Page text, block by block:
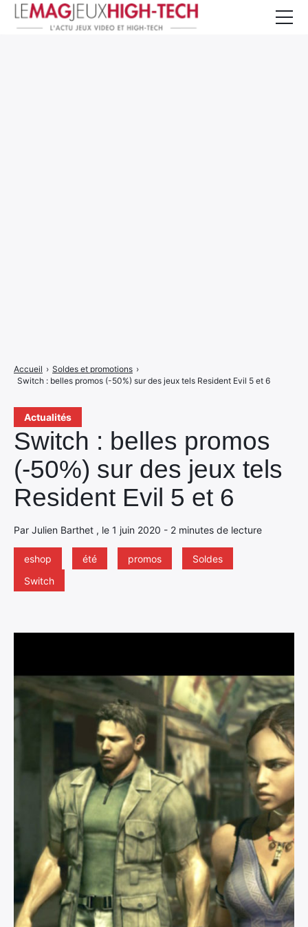
Actualités
Switch : belles promos
(-50%) sur des jeux tels
Resident Evil 5 et 6
Par Julien Barthet , le 1 juin 2020 - 2 minutes de lecture
eshop été promos
Soldes
Switch
Accueil › Soldes et promotions ›
Switch : belles promos (-50%) sur des jeux tels Resident Evil 5 et 6